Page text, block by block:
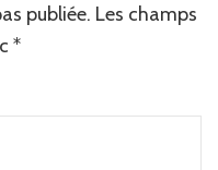
publiée. Les champs
*